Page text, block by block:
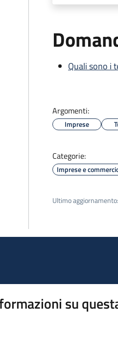
Quali sono i
Argomenti:
Imprese
Categorie:
Imprese e
Ultimo aggiornamento:
su